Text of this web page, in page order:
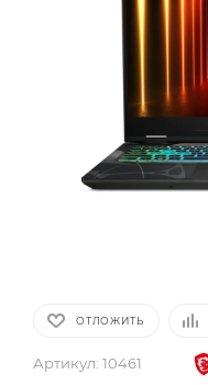
ОТЛОЖИТЬ
Артикул: 10461